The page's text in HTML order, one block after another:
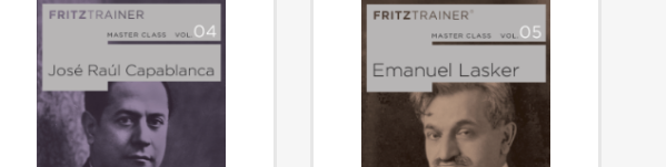
včetně odchylek bílého s Bxf6 a Bf4 a
kritické výměnné varianty
ortodoxní, Laskerova a slovanská), tak i ty
podivné a úžasné (jako je Albinův
kontrgambit, Hennig-Schara gambit a
Marshallova obrana).